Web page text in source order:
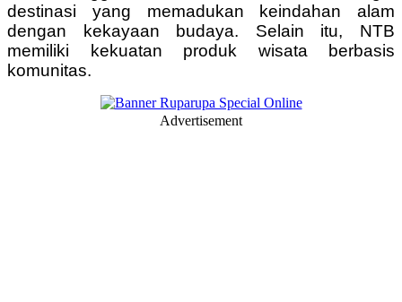
destinasi yang memadukan keindahan alam
dengan kekayaan budaya. Selain itu, NTB
memiliki kekuatan produk wisata berbasis
komunitas.
Advertisement